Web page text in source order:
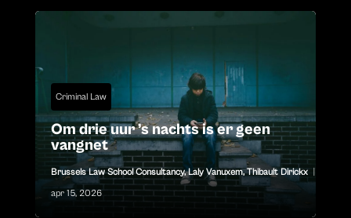
Criminal Law
Om drie uur ’s nachts is er geen
vangnet
Brussels Law School Consultancy,Laly Vanuxem,Thibault Dirickx
apr 15, 2026